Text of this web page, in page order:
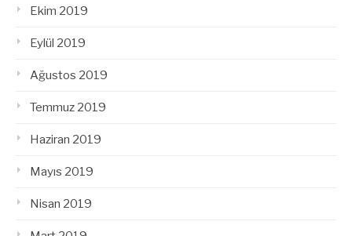
Ekim 2019
Eylül 2019
Ağustos 2019
Temmuz 2019
Haziran 2019
Mayıs 2019
Nisan 2019